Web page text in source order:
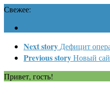
Свежее:
Next story Дефицит
Previous storyНовый
Привет, гость!